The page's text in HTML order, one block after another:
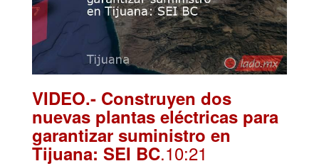
VIDEO.- Construyen dos
nuevas plantas eléctricas para
garantizar suministro en
Tijuana: SEI BC.10:21